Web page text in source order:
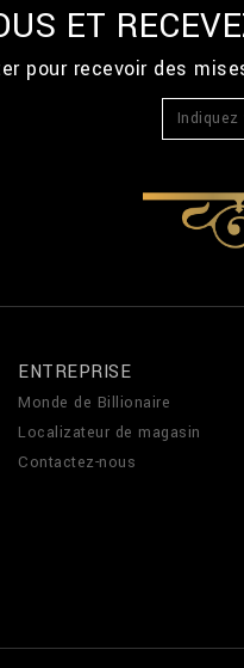
ET
pour recevoir des
ENTREPRISE
Monde de Billionaire
Localizateur de magasin
Contactez-nous